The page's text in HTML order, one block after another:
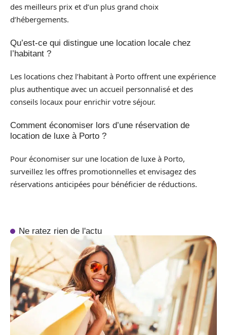
des meilleurs prix et d’un plus grand choix
d’hébergements.
Qu’est-ce qui distingue une location locale chez
l’habitant ?
Les locations chez l’habitant à Porto offrent une expérience
plus authentique avec un accueil personnalisé et des
conseils locaux pour enrichir votre séjour.
Comment économiser lors d’une réservation de
location de luxe à Porto ?
Pour économiser sur une location de luxe à Porto,
surveillez les offres promotionnelles et envisagez des
réservations anticipées pour bénéficier de réductions.
Ne ratez rien de l'actu